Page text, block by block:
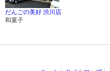
だんごの美好 渋川店
和菓子